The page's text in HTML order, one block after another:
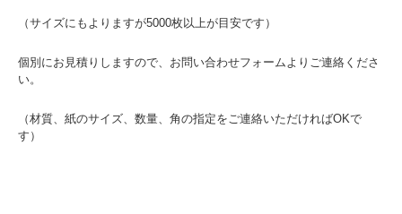
（サイズにもよりますが5000枚以上が目安です）
個別にお見積りしますので、 お問い合わせフォーム よりご連絡くださ
い。
（材質、紙のサイズ、数量、角の指定をご連絡いただければOKで
す）